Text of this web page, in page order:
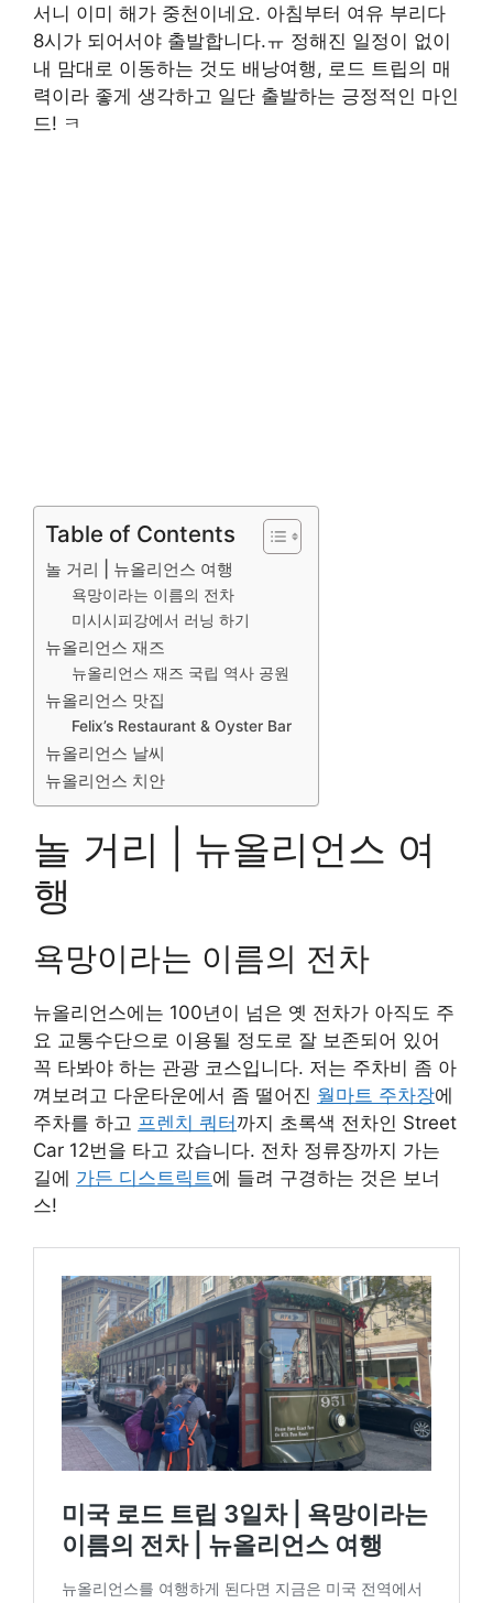
서니 이미 해가 중천이네요. 아침부터 여유 부리다
8시가 되어서야 출발합니다.ㅠ 정해진 일정이 없이
내 맘대로 이동하는 것도 배낭여행, 로드 트립의 매
력이라 좋게 생각하고 일단 출발하는 긍정적인 마인
드! ㅋ
Table of Contents
놀 거리 | 뉴올리언스 여행
욕망이라는 이름의 전차
미시시피강에서 러닝 하기
뉴올리언스 재즈
뉴올리언스 재즈 국립 역사 공원
뉴올리언스 맛집
Felix’s Restaurant & Oyster Bar
뉴올리언스 날씨
뉴올리언스 치안
놀 거리 | 뉴올리언스 여
행
욕망이라는 이름의 전차
뉴올리언스에는 100년이 넘은 옛 전차가 아직도 주
요 교통수단으로 이용될 정도로 잘 보존되어 있어
꼭 타봐야 하는 관광 코스입니다. 저는 주차비 좀 아
껴보려고 다운타운에서 좀 떨어진 월마트 주차장에
주차를 하고 프렌치 쿼터까지 초록색 전차인 Street
Car 12번을 타고 갔습니다. 전차 정류장까지 가는
길에 가든 디스트릭트 에 들려 구경하는 것은 보너
스!